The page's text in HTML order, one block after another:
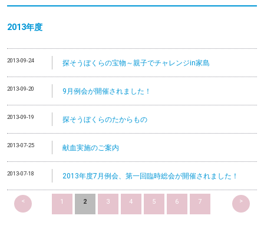
2013年度
2013-09-24 探そうぼくらの宝物～親子でチャレンジin家島
2013-09-20 9月例会が開催されました！
2013-09-19 探そうぼくらのたからもの
2013-07-25 献血実施のご案内
2013-07-18 2013年度7月例会、第一回臨時総会が開催されました！
< 1 2 3 4 5 6 7 >